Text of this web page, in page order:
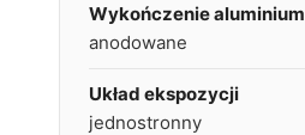
Wykończenie aluminium
anodowane
Układ ekspozycji
jednostronny